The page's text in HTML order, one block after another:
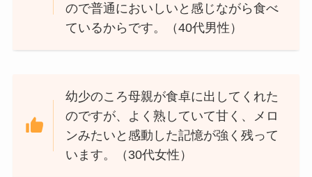
ので普通においしいと感じながら食べ
ているからです。（40代男性）
幼少のころ母親が食卓に出してくれた
のですが、よく熟していて甘く、メロ
ンみたいと感動した記憶が強く残って
います。（30代女性）